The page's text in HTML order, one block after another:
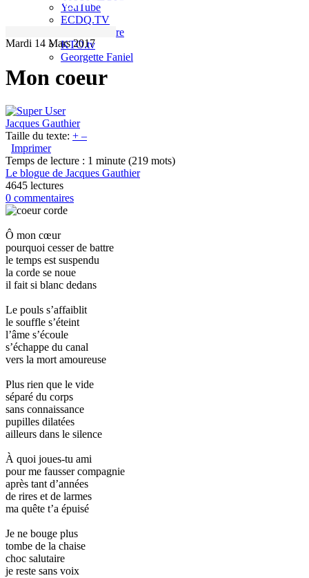
YouTube
ECDQ.TV
Sel et Lumière
KTO.tv
Georgette Faniel
Mardi 14 Mars 2017
Mon coeur
Jacques Gauthier
Taille du texte: + –
Imprimer
Temps de lecture : 1 minute (219 mots)
Le blogue de Jacques Gauthier
4645 lectures
0 commentaires
Ô mon cœur
pourquoi cesser de battre
le temps est suspendu
la corde se noue
il fait si blanc dedans
Le pouls s’affaiblit
le souffle s’éteint
l’âme s’écoule
s’échappe du canal
vers la mort amoureuse
Plus rien que le vide
séparé du corps
sans connaissance
pupilles dilatées
ailleurs dans le silence
À quoi joues-tu ami
pour me fausser compagnie
après tant d’années
de rires et de larmes
ma quête t’a épuisé
Je ne bouge plus
tombe de la chaise
choc salutaire
je reste sans voix